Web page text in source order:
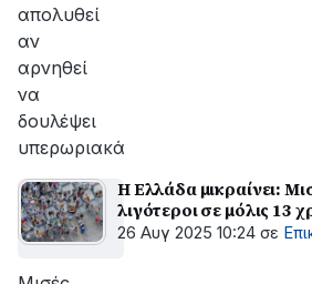
απολυθεί
αν
αρνηθεί
να
δουλέψει
υπερωριακά
Η Ελλάδα μικραίνει:
λιγότεροι σε μόλις 13
26 Αυγ 2025 10:24 σε